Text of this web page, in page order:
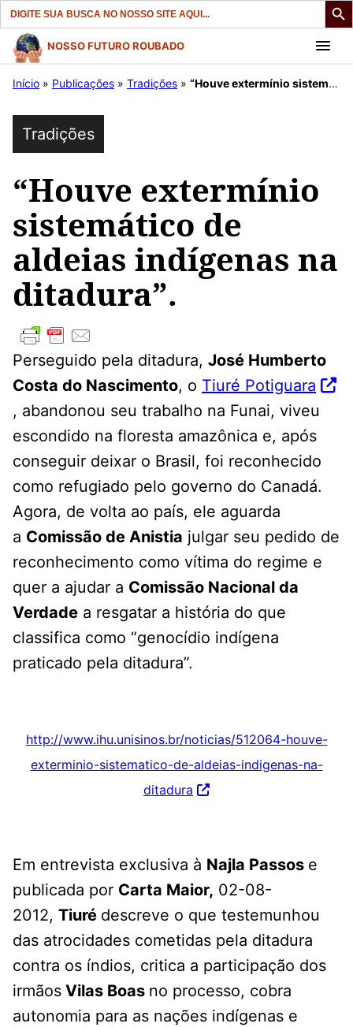
Search
for:
Pular
para
conteúdo
NOSSO FUTURO ROUBADO
Início » Publicações » Tradições » “Houve extermínio sistemático de aldeias indígenas na ditadura”.
Tradições
“Houve extermínio
sistemático de
aldeias indígenas na
ditadura”.
Perseguido pela ditadura, José Humberto
Costa do Nascimento, o Tiuré Potiguara
, abandonou seu trabalho na Funai, viveu
escondido na floresta amazônica e, após
conseguir deixar o Brasil, foi reconhecido
como refugiado pelo governo do Canadá.
Agora, de volta ao país, ele aguarda
a Comissão de Anistia julgar seu pedido de
reconhecimento como vítima do regime e
quer a ajudar a Comissão Nacional da
Verdade a resgatar a história do que
classifica como “genocídio indígena
praticado pela ditadura”.
http://www.ihu.unisinos.br/noticias/512064-houve-
exterminio-sistematico-de-aldeias-indigenas-na-
ditadura
Em entrevista exclusiva à Najla Passos e
publicada por Carta Maior, 02-08-
2012, Tiuré descreve o que testemunhou
das atrocidades cometidas pela ditadura
contra os índios, critica a participação dos
irmãos Vilas Boas no processo, cobra
autonomia para as nações indígenas e